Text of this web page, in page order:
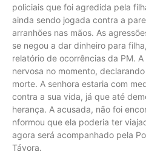
policiais que foi agredida pela
ainda sendo jogada contra a
arranhões nas mãos. As
se negou a dar dinheiro para
relatório de ocorrências da PM.
nervosa no momento,
morte. A senhora estaria com
contra a sua vida, já que até
herança. A acusada, não foi
nformou que ela poderia ter
agora será acompanhado pela
Távora.